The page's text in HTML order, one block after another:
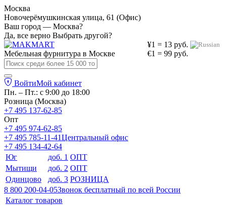
Москва
Новочерёмушкинская улица, 61 (Офис)
Ваш город — Москва?
Да, все верно Выбрать другой?
¥1 = 13 руб.
€1 = 99 руб.
Мебельная фурнитура в Москве
ВойтиМой кабинет
Пн. – Пт.: с 9:00 до 18:00
Розница (Москва)
+7 495 137-62-85
Опт
+7 495 974-62-85
+7 495 785-11-41Центральный офис
+7 495 134-42-64
Юг
доб. 1 ОПТ
Мытищи
доб. 2 ОПТ
Одинцово
доб. 3 РОЗНИЦА
8 800 200-04-05Звонок бесплатный по всей России
Каталог товаров